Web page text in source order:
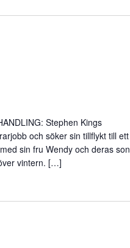
Stephen Kings
och söker sin tillflykt till ett
sin fru Wendy och deras son
vintern. […]